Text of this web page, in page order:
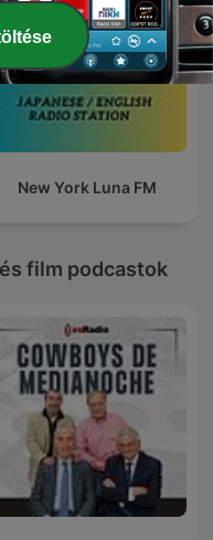
New York Luna FM
film podcastok